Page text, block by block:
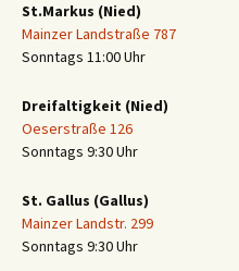
St.Markus (Nied)
Mainzer Landstraße 787
Sonntags 11:00 Uhr
Dreifaltigkeit (Nied)
Oeserstraße 126
Sonntags 9:30 Uhr
St. Gallus (Gallus)
Mainzer Landstr. 299
Sonntags 9:30 Uhr